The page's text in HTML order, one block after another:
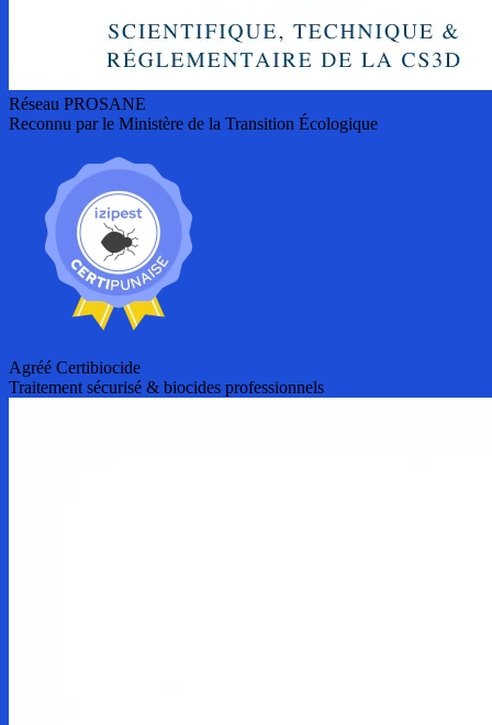
Réseau PROSANE
Reconnu par le Ministère de la Transition Écologique
Agréé Certibiocide
Traitement sécurisé & biocides professionnels